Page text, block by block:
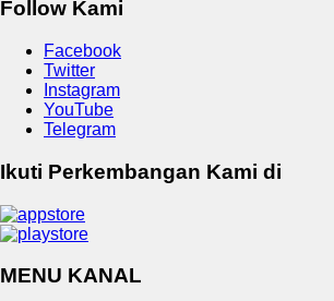
Follow Kami
Facebook
Twitter
Instagram
YouTube
Telegram
Ikuti Perkembangan Kami di
MENU KANAL